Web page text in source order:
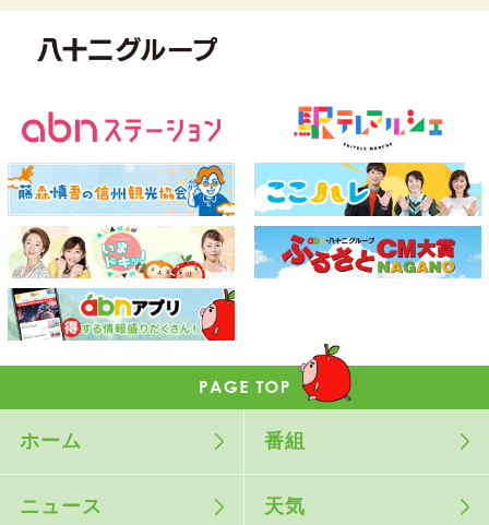
ホーム 番組
ニュース 天気